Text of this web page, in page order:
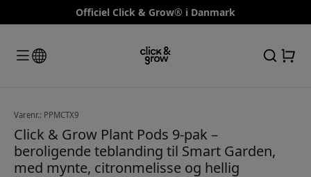
Officiel Click & Grow® i Danmark
Varenr.: PPMCTX9
Click & Grow Plant Pods 9-pak –
beroligende teblanding til Smart Garden,
med mynte, citronmelisse og hellig